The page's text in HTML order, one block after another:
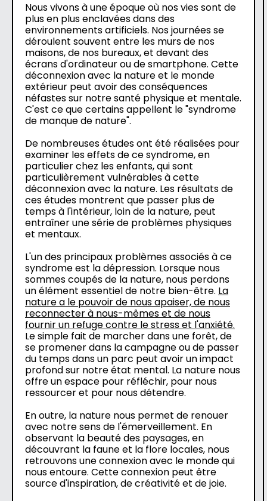
Nous vivons à une époque où nos vies sont de
plus en plus enclavées dans des
environnements artificiels. Nos journées se
déroulent souvent entre les murs de nos
maisons, de nos bureaux, et devant des
écrans d'ordinateur ou de smartphone. Cette
déconnexion avec la nature et le monde
extérieur peut avoir des conséquences
néfastes sur notre santé physique et mentale.
C'est ce que certains appellent le "syndrome
de manque de nature".
De nombreuses études ont été réalisées pour
examiner les effets de ce syndrome, en
particulier chez les enfants, qui sont
particulièrement vulnérables à cette
déconnexion avec la nature. Les résultats de
ces études montrent que passer plus de
temps à l'intérieur, loin de la nature, peut
entraîner une série de problèmes physiques
et mentaux.
L'un des principaux problèmes associés à ce
syndrome est la dépression. Lorsque nous
sommes coupés de la nature, nous perdons
un élément essentiel de notre bien-être. La
nature a le pouvoir de nous apaiser, de nous
reconnecter à nous-mêmes et de nous
fournir un refuge contre le stress et l'anxiété.
Le simple fait de marcher dans une forêt, de
se promener dans la campagne ou de passer
du temps dans un parc peut avoir un impact
profond sur notre état mental. La nature nous
offre un espace pour réfléchir, pour nous
ressourcer et pour nous détendre.
En outre, la nature nous permet de renouer
avec notre sens de l'émerveillement. En
observant la beauté des paysages, en
découvrant la faune et la flore locales, nous
retrouvons une connexion avec le monde qui
nous entoure. Cette connexion peut être
source d'inspiration, de créativité et de joie.